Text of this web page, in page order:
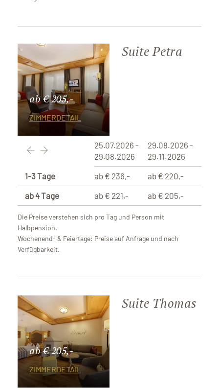
ab € 205,-
ZIMMERDETAIL
Suite Petra
25.07.2026 -
29.08.2026
29.08.2026 -
29.11.2026
1-3 Tage
ab 4 Tage
ab € 236,-
ab € 221,-
ab € 220,-
ab € 205,-
Die Preise verstehen sich pro Tag und Person mit
Halbpension.
Wochenend- & Feiertage: Preise auf Anfrage und nach
Verfügbarkeit.
ab € 205,-
ZIMMERDETAIL
Suite Thomas